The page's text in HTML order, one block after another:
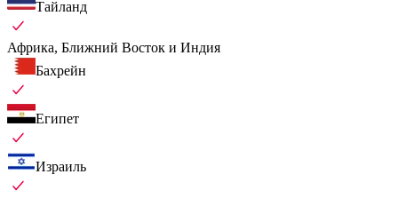
Тайланд
Африка, Ближний Восток и Индия
Бахрейн
Египет
Израиль